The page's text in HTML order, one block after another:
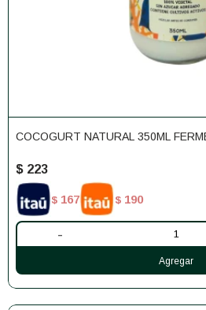
COCOGURT NATURAL 350ML
$ 223
$ 167 $ 190
-